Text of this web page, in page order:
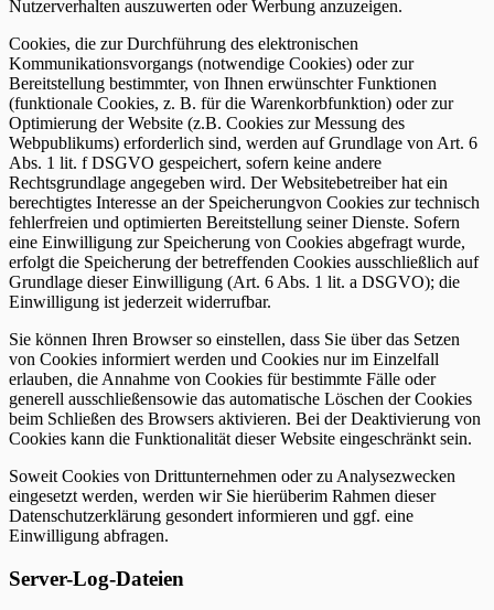
Nutzerverhalten auszuwerten oder Werbung anzuzeigen.
Cookies, die zur Durchführung des elektronischen
Kommunikationsvorgangs (notwendige Cookies) oder zur
Bereitstellung bestimmter, von Ihnen erwünschter Funktionen
(funktionale Cookies, z. B. für die Warenkorbfunktion) oder zur
Optimierung der Website (z.B. Cookies zur Messung des
Webpublikums) erforderlich sind, werden auf Grundlage von Art. 6
Abs. 1 lit. f DSGVO gespeichert, sofern keine andere
Rechtsgrundlage angegeben wird. Der Websitebetreiber hat ein
berechtigtes Interesse an der Speicherungvon Cookies zur technisch
fehlerfreien und optimierten Bereitstellung seiner Dienste. Sofern
eine Einwilligung zur Speicherung von Cookies abgefragt wurde,
erfolgt die Speicherung der betreffenden Cookies ausschließlich auf
Grundlage dieser Einwilligung (Art. 6 Abs. 1 lit. a DSGVO); die
Einwilligung ist jederzeit widerrufbar.
Sie können Ihren Browser so einstellen, dass Sie über das Setzen
von Cookies informiert werden und Cookies nur im Einzelfall
erlauben, die Annahme von Cookies für bestimmte Fälle oder
generell ausschließensowie das automatische Löschen der Cookies
beim Schließen des Browsers aktivieren. Bei der Deaktivierung von
Cookies kann die Funktionalität dieser Website eingeschränkt sein.
Soweit Cookies von Drittunternehmen oder zu Analysezwecken
eingesetzt werden, werden wir Sie hierüberim Rahmen dieser
Datenschutzerklärung gesondert informieren und ggf. eine
Einwilligung abfragen.
Server-Log-Dateien